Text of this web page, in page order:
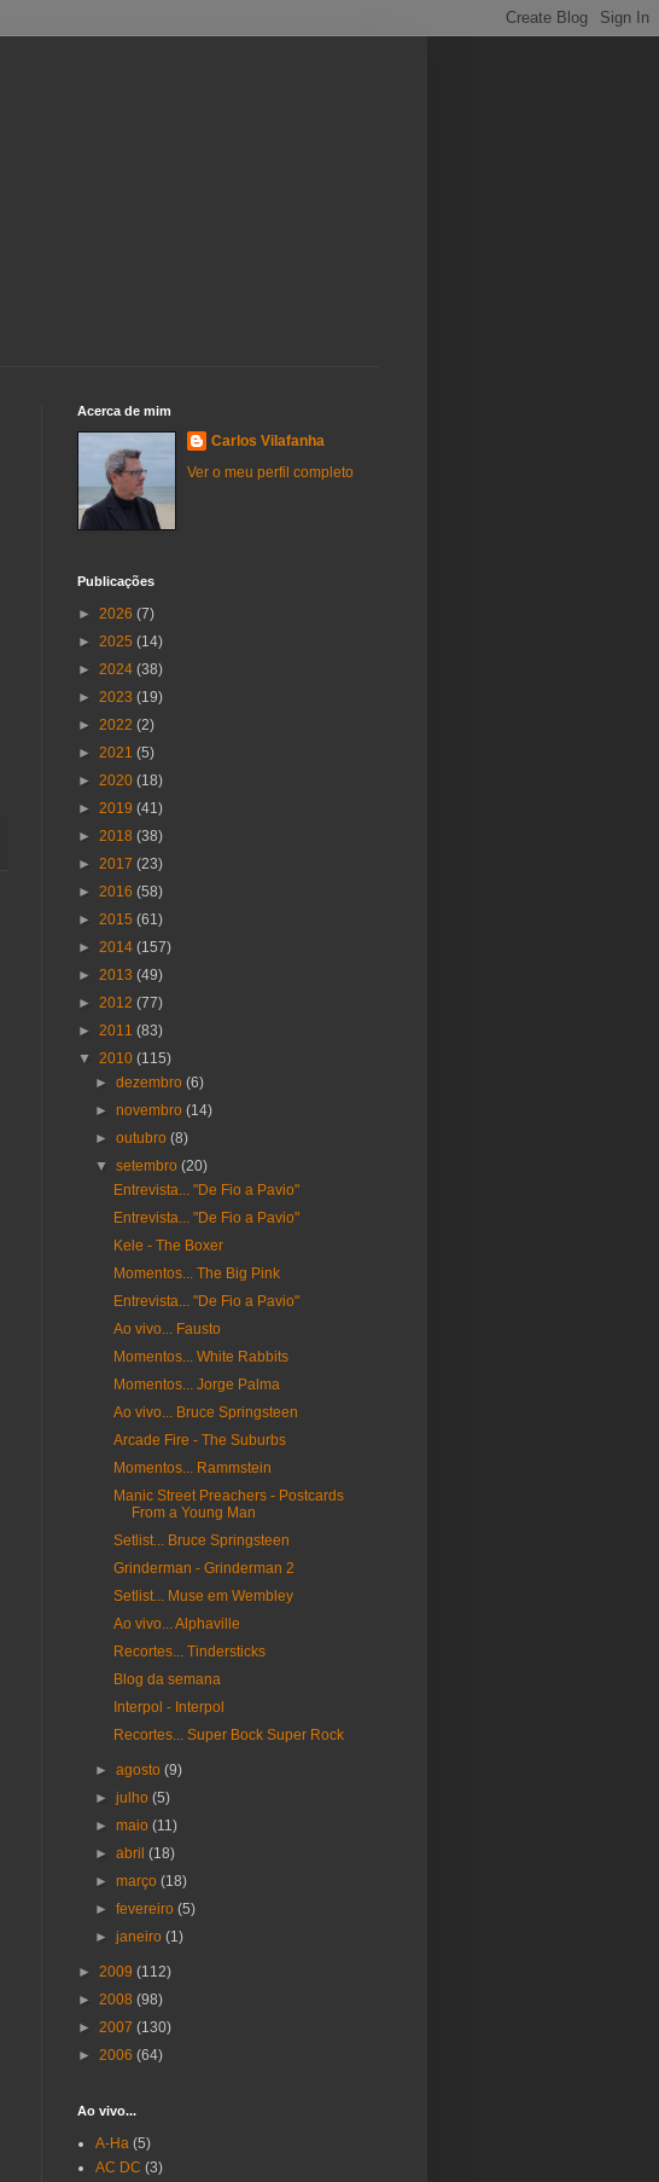
Acerca de mim
Carlos Vilafanha
Ver o meu perfil completo
Publicações
► 2026 (7)
► 2025 (14)
► 2024 (38)
► 2023 (19)
► 2022 (2)
► 2021 (5)
► 2020 (18)
► 2019 (41)
► 2018 (38)
► 2017 (23)
► 2016 (58)
► 2015 (61)
► 2014 (157)
► 2013 (49)
► 2012 (77)
► 2011 (83)
▼ 2010 (115)
►dezembro(6)
►novembro(14)
►outubro(8)
▼setembro(20)
Entrevista... "De Fio a Pavio"
Entrevista... "De Fio a Pavio"
Kele - The Boxer
Momentos... The Big Pink
Entrevista... "De Fio a Pavio"
Ao vivo... Fausto
Momentos... White Rabbits
Momentos... Jorge Palma
Ao vivo... Bruce Springsteen
Arcade Fire - The Suburbs
Momentos... Rammstein
Manic Street Preachers - Postcards
From a Young Man
Setlist... Bruce Springsteen
Grinderman - Grinderman 2
Setlist... Muse em Wembley
Ao vivo... Alphaville
Recortes... Tindersticks
Blog da semana
Interpol - Interpol
Recortes... Super Bock Super Rock
►agosto(9)
►julho(5)
►maio(11)
►abril(18)
►março(18)
►fevereiro(5)
►janeiro(1)
► 2009 (112)
► 2008 (98)
► 2007 (130)
► 2006 (64)
Ao vivo...
A-Ha (5)
AC DC (3)